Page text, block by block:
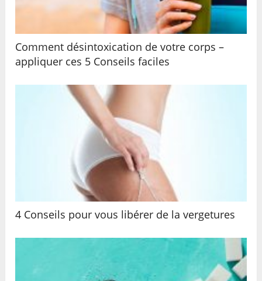
Comment désintoxication de votre corps –
appliquer ces 5 Conseils faciles
4 Conseils pour vous libérer de la vergetures